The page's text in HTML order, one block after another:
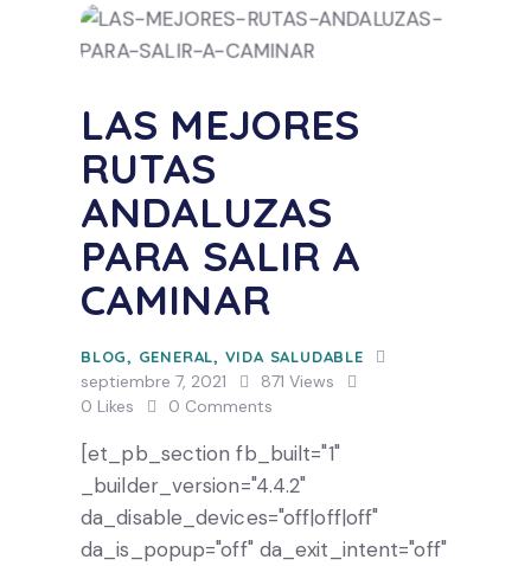
LAS MEJORES
RUTAS
ANDALUZAS
PARA SALIR A
CAMINAR
BLOG, GENERAL, VIDA SALUDABLE
septiembre 7, 2021 871 Views
0 Likes 0 Comments
[et_pb_section fb_built="1"
_builder_version="4.4.2"
da_disable_devices="off|off|off"
da_is_popup="off" da_exit_intent="off"